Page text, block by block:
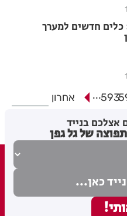
חדשים למערך
593
... אחרון
אצלכם בנייד
של גל גפן